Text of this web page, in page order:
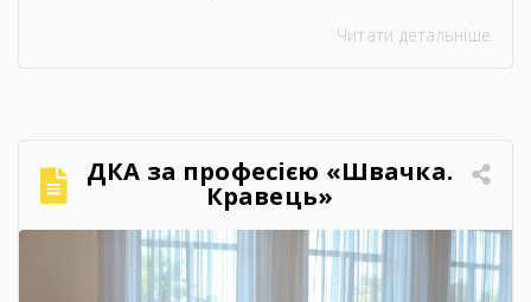
одержали дипломи кваліфікованих
привітання та міцні обійми найрідніших. Для
вас, дорогі випускники, закінчився черговий
етап. А далі […]
Читати детальніше
ДКА за професією «Швачка.
Кравець»